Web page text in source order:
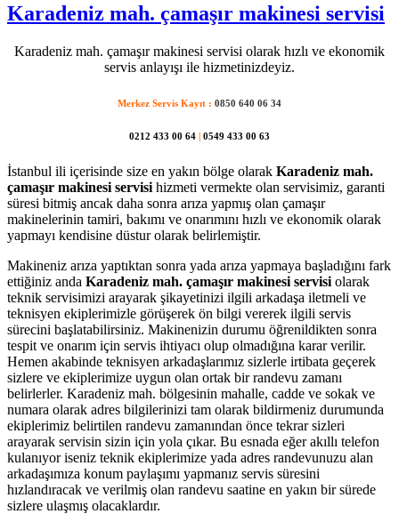
Karadeniz mah. çamaşır makinesi servisi
Karadeniz mah. çamaşır makinesi servisi olarak hızlı ve ekonomik
servis anlayışı ile hizmetinizdeyiz.
Merkez Servis Kayıt : 0850 640 06 34
0212 433 00 64 | 0549 433 00 63
İstanbul ili içerisinde size en yakın bölge olarak Karadeniz mah.
çamaşır makinesi servisi hizmeti vermekte olan servisimiz, garanti
süresi bitmiş ancak daha sonra arıza yapmış olan çamaşır
makinelerinin tamiri, bakımı ve onarımını hızlı ve ekonomik olarak
yapmayı kendisine düstur olarak belirlemiştir.
Makineniz arıza yaptıktan sonra yada arıza yapmaya başladığını fark
ettiğiniz anda Karadeniz mah. çamaşır makinesi servisi olarak
teknik servisimizi arayarak şikayetinizi ilgili arkadaşa iletmeli ve
teknisyen ekiplerimizle görüşerek ön bilgi vererek ilgili servis
sürecini başlatabilirsiniz. Makinenizin durumu öğrenildikten sonra
tespit ve onarım için servis ihtiyacı olup olmadığına karar verilir.
Hemen akabinde teknisyen arkadaşlarımız sizlerle irtibata geçerek
sizlere ve ekiplerimize uygun olan ortak bir randevu zamanı
belirlerler. Karadeniz mah. bölgesinin mahalle, cadde ve sokak ve
numara olarak adres bilgilerinizi tam olarak bildirmeniz durumunda
ekiplerimiz belirtilen randevu zamanından önce tekrar sizleri
arayarak servisin sizin için yola çıkar. Bu esnada eğer akıllı telefon
kulanıyor iseniz teknik ekiplerimize yada adres randevunuzu alan
arkadaşımıza konum paylaşımı yapmanız servis süresini
hızlandıracak ve verilmiş olan randevu saatine en yakın bir sürede
sizlere ulaşmış olacaklardır.